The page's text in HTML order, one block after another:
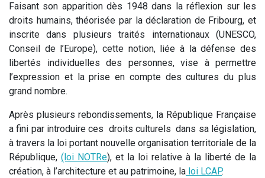
Faisant son apparition dès 1948 dans la réflexion sur les
droits humains, théorisée par la déclaration de Fribourg, et
inscrite dans plusieurs traités internationaux (UNESCO,
Conseil de l’Europe), cette notion, liée à la défense des
libertés individuelles des personnes, vise à permettre
l’expression et la prise en compte des cultures du plus
grand nombre.
Après plusieurs rebondissements, la République Française
a fini par introduire ces droits culturels dans sa législation,
à travers la loi portant nouvelle organisation territoriale de la
République, (loi NOTRe), et la loi relative à la liberté de la
création, à l’architecture et au patrimoine, la loi LCAP.